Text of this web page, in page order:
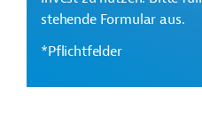
stehende Formular aus.
*Pflichtfelder